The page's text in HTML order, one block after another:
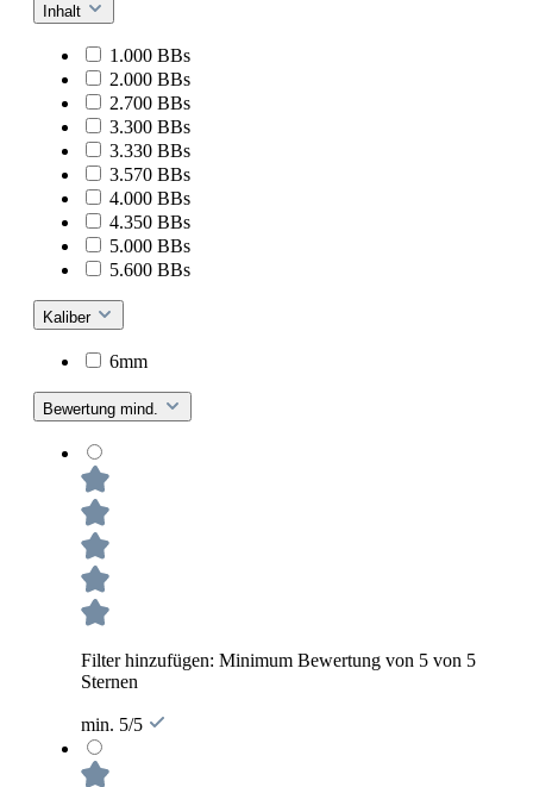
Inhalt
1.000 BBs
2.000 BBs
2.700 BBs
3.300 BBs
3.330 BBs
3.570 BBs
4.000 BBs
4.350 BBs
5.000 BBs
5.600 BBs
Kaliber
6mm
Bewertung mind.
Filter hinzufügen: Minimum Bewertung von 5 von 5
Sternen
min. 5/5